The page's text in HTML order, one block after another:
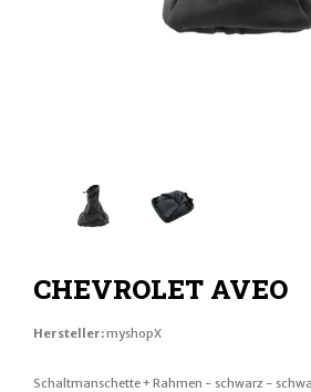
CHEVROLET AVEO
Hersteller:myshopX
Schaltmanschette + Rahmen - schwarz -